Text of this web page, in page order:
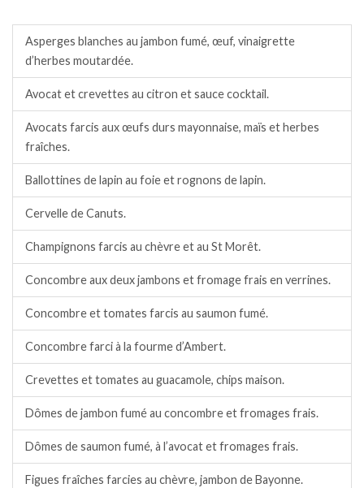
Asperges blanches au jambon fumé, œuf, vinaigrette
d’herbes moutardée.
Avocat et crevettes au citron et sauce cocktail.
Avocats farcis aux œufs durs mayonnaise, maïs et herbes
fraîches.
Ballottines de lapin au foie et rognons de lapin.
Cervelle de Canuts.
Champignons farcis au chèvre et au St Morêt.
Concombre aux deux jambons et fromage frais en verrines.
Concombre et tomates farcis au saumon fumé.
Concombre farci à la fourme d’Ambert.
Crevettes et tomates au guacamole, chips maison.
Dômes de jambon fumé au concombre et fromages frais.
Dômes de saumon fumé, à l’avocat et fromages frais.
Figues fraîches farcies au chèvre, jambon de Bayonne.